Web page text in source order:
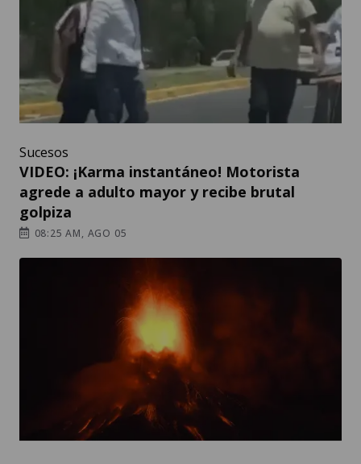
Sucesos
VIDEO: ¡Karma instantáneo! Motorista
agrede a adulto mayor y recibe brutal
golpiza
08:25 AM, AGO 05